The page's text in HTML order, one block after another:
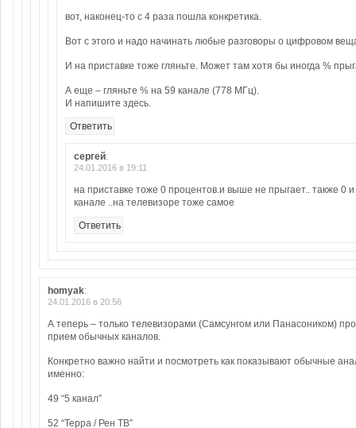
вот, наконец-то с 4 раза пошла конкретика.
Вот с этого и надо начинать любые разговоры о цифровом
И на приставке тоже гляньте. Может там хотя бы иногда %
А еще – гляньте % на 59 канале (778 МГц).
И напишите здесь.
Ответить
сергей:
24.01.2016 в 19:11
на приставке тоже 0 процентов.и выше не прыгает.. также 0
канале ..на телевизоре тоже самое
Ответить
homyak:
24.01.2016 в 20:56
А теперь – только телевизорами (Самсунгом или Панасоником)
прием обычных каналов.
Конкретно важно найти и посмотреть как показывают обычные
именно:
49 “5 канал”
52 “Терра / Рен ТВ”